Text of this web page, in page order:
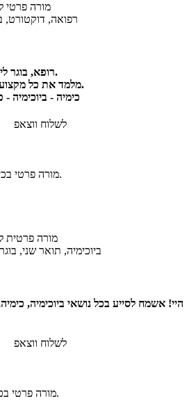
מורה פרטי
רפואה, דוקטורט,
רופא, בוגר לימודי המשך, מתרגל ומורה.
מלמד את כל מקצועות מדעי החיים והבריאות.
כימיה - ביוכימיה -
לשלוח ווצאפ
מורה פרטית
ביוכימיה, תואר שני,
היי! אשמח לסייע בכל נושאי ביוכימיה,
לשלוח ווצאפ